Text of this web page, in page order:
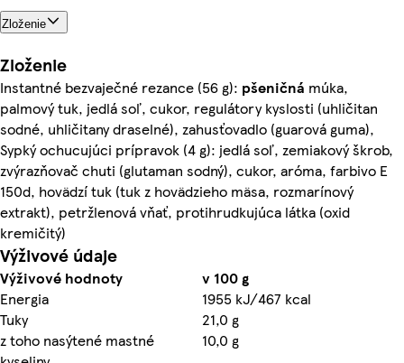
Zloženie
Zloženie
Instantné bezvaječné rezance (56 g): pšeničná múka,
palmový tuk, jedlá soľ, cukor, regulátory kyslosti (uhličitan
sodné, uhličitany draselné), zahusťovadlo (guarová guma),
Sypký ochucujúci prípravok (4 g): jedlá soľ, zemiakový škrob,
zvýrazňovač chuti (glutaman sodný), cukor, aróma, farbivo E
150d, hovädzí tuk (tuk z hovädzieho mäsa, rozmarínový
extrakt), petržlenová vňať, protihrudkujúca látka (oxid
kremičitý)
Výživové údaje
Výživové hodnoty
v 100 g
Energia
1955 kJ/467 kcal
Tuky
21,0 g
z toho nasýtené mastné
10,0 g